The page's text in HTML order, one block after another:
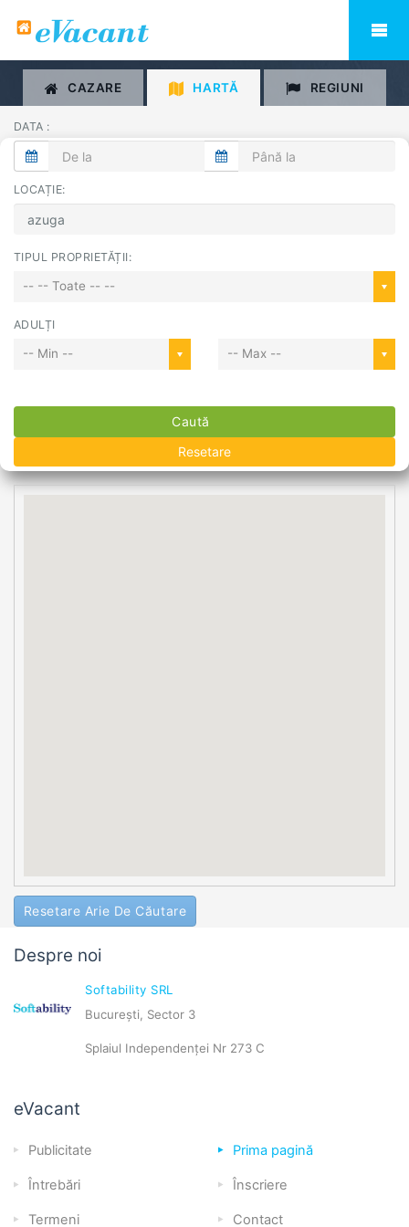
CAZARE HARTĂ REGIUNI
DATA :
LOCAȚIE:
TIPUL PROPRIETĂȚII:
-- -- Toate -- --
ADULȚI
-- Min -- -- Max --
Caută
Resetare
Resetare Arie De Căutare
Despre noi
Softability SRL
București, Sector 3
Splaiul Independenței Nr 273 C
eVacant
Publicitate Prima pagină
Întrebări Înscriere
Termeni Contact